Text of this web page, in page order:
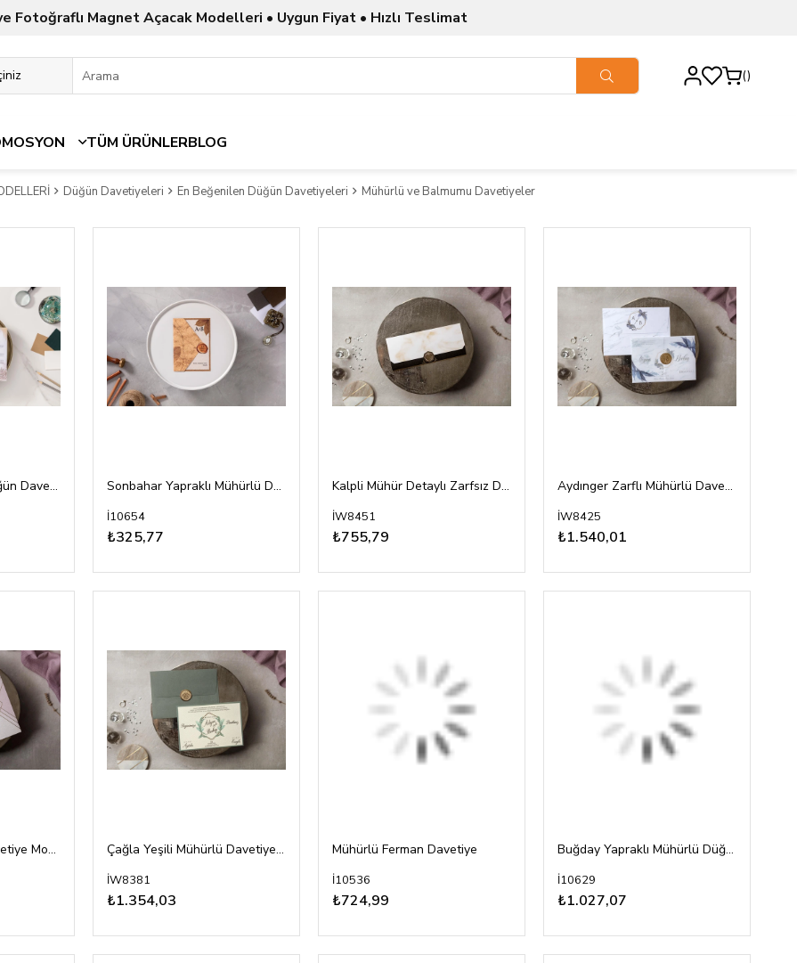
Fotoğraflı Magnet Açacak Modelleri • Uygun Fiyat • Hızlı Teslimat
TÜM ÜRÜNLERBLOG
Düğün Davetiyeleri En Beğenilen Düğün Davetiyeleri Mühürlü ve Balmumu Davetiyeler
Mühürlü Asetatlı Düğün Davetiyesi Sonbahar Yapraklı Mühürlü Davetiye
İ10654
₺325,77
Kalpli Mühür Detaylı Zarfsız Davetiye
İW8451
₺755,79
Aydınger Zarflı Mühürlü Davetiye
İW8425
₺1.540,01
Mühürlü Modern Davetiye Modeli Çağla Yeşili Mühürlü Davetiye Modeli
İW8381
₺1.354,03
Mühürlü Ferman Davetiye
İ10536
₺724,99
Buğday Yapraklı Mühürlü Düğün Davetiyesi
İ10629
₺1.027,07